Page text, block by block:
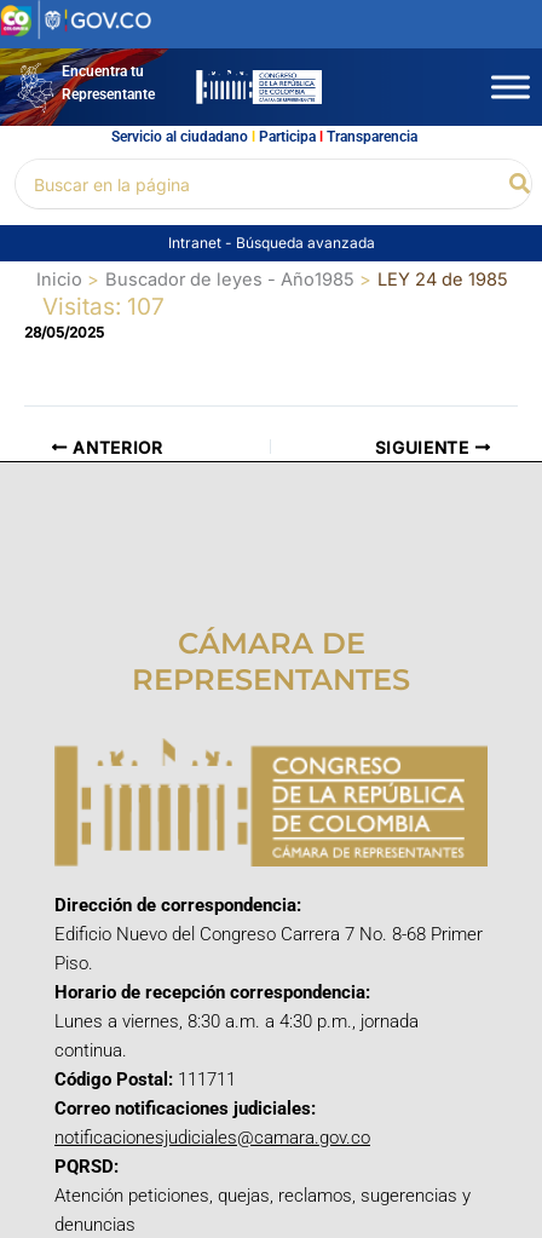
Ir
al
contenidoEncuentra tu
Representante
Servicio al ciudadano l Participal Transparencia
por:
Intranet - Búsqueda avanzada
Inicio Buscador de leyes - Año1985 LEY 24 de 1985
Visitas: 107
28/05/2025
ANTERIOR SIGUIENTE
CÁMARA DE
REPRESENTANTES
Dirección de correspondencia:
Edificio Nuevo del Congreso Carrera 7 No. 8-68 Primer
Piso.
Horario de recepción correspondencia:
Lunes a viernes, 8:30 a.m. a 4:30 p.m., jornada
continua.
Código Postal: 111711
Correo notificaciones judiciales:
notificacionesjudiciales@camara.gov.co
PQRSD:
Atención peticiones, quejas, reclamos, sugerencias y
denuncias